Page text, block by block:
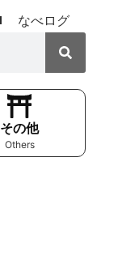
なべログ
その他
Others